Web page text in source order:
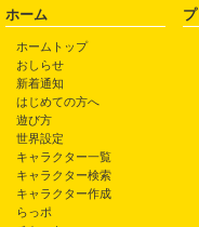
ホーム
ホームトップ
おしらせ
新着通知
はじめての方へ
遊び方
世界設定
キャラクター一覧
キャラクター検索
キャラクター作成
らっポ